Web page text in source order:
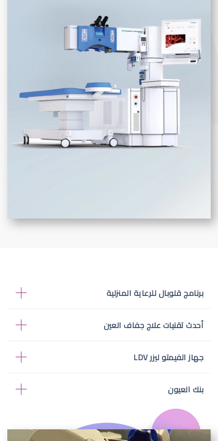
برنامج قلوبال للرعاية المنزلية
أحدث تقنيات علاج جفاف العين
جهاز الفيمتو ليزر LDV
بنك العيون